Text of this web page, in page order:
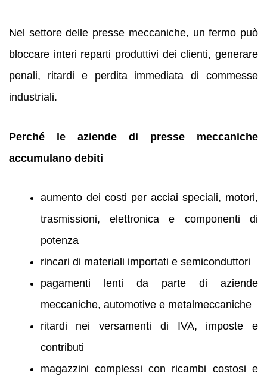
Nel settore delle presse meccaniche, un fermo può
bloccare interi reparti produttivi dei clienti, generare
penali, ritardi e perdita immediata di commesse
industriali.
Perché le aziende di presse meccaniche
accumulano debiti
aumento dei costi per acciai speciali, motori,
trasmissioni, elettronica e componenti di
potenza
rincari di materiali importati e semiconduttori
pagamenti lenti da parte di aziende
meccaniche, automotive e metalmeccaniche
ritardi nei versamenti di IVA, imposte e
contributi
magazzini complessi con ricambi costosi e